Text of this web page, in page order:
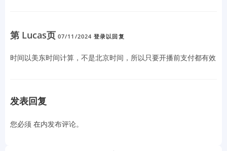
第 Lucas页 07/11/2024 登录以回复
时间以美东时间计算，不是北京时间，所以只要开播前支付都有效
发表回复
您必须 在内发布评论。